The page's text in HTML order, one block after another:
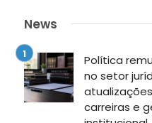
News
Política
no setor
carreiras e